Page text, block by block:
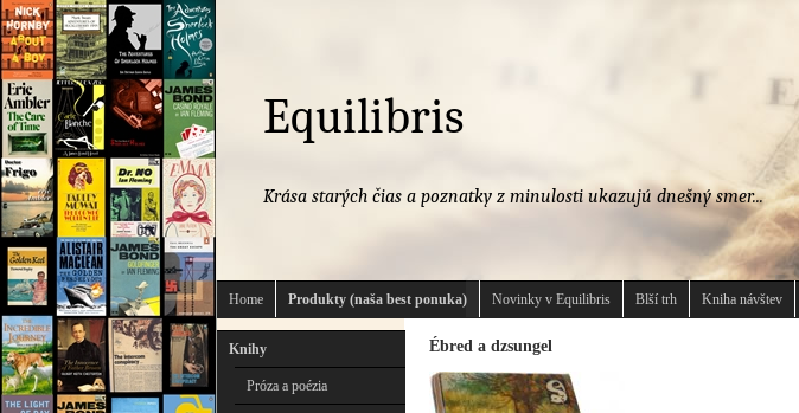
Equilibris
Krása starých čias a poznatky z minulosti ukazujú dnešný smer...
Home Produkty (naša best ponuka) Novinky v Equilibris Blší trh Kniha návštev
Knihy
Próza a poézia
Ébred a dzsungel